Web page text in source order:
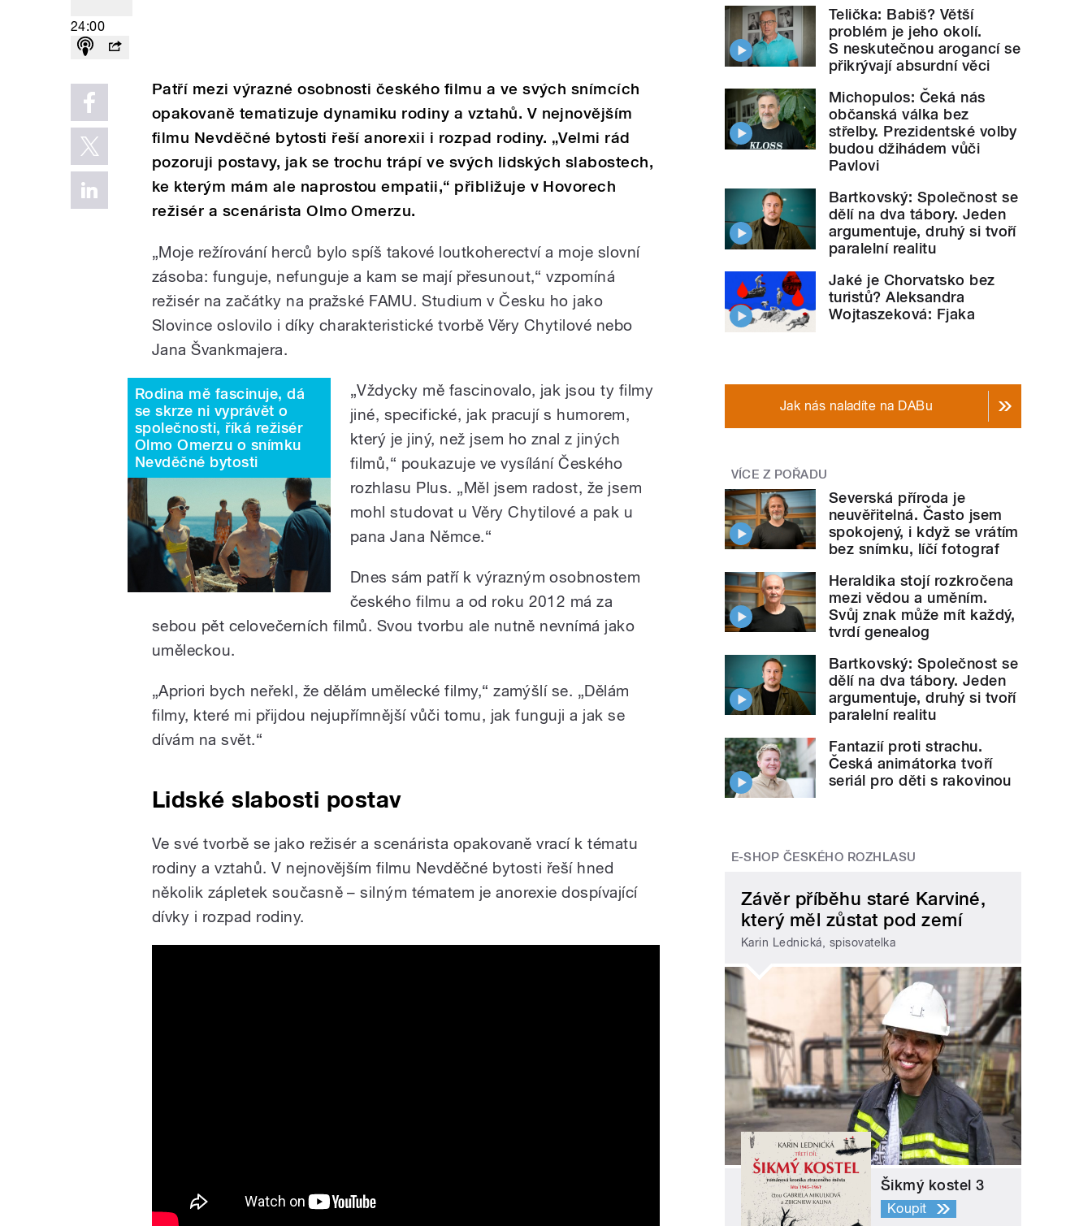
24:00
Patří mezi výrazné osobnosti českého filmu a ve svých snímcích
opakovaně tematizuje dynamiku rodiny a vztahů. V nejnovějším
filmu Nevděčné bytosti řeší anorexii i rozpad rodiny. „Velmi rád
pozoruji postavy, jak se trochu trápí ve svých lidských slabostech,
ke kterým mám ale naprostou empatii,“ přibližuje v Hovorech
režisér a scenárista Olmo Omerzu.
„Moje režírování herců bylo spíš takové loutkoherectví a moje slovní
zásoba: funguje, nefunguje a kam se mají přesunout,“ vzpomíná
režisér na začátky na pražské FAMU. Studium v Česku ho jako
Slovince oslovilo i díky charakteristické tvorbě Věry Chytilové nebo
Jana Švankmajera.
Rodina mě fascinuje, dá
se skrze ni vyprávět o
společnosti, říká režisér
Olmo Omerzu o snímku
Nevděčné bytosti
„Vždycky mě fascinovalo, jak jsou ty filmy
jiné, specifické, jak pracují s humorem,
který je jiný, než jsem ho znal z jiných
filmů,“ poukazuje ve vysílání Českého
rozhlasu Plus. „Měl jsem radost, že jsem
mohl studovat u Věry Chytilové a pak u
pana Jana Němce.“
Dnes sám patří k výrazným osobnostem
českého filmu a od roku 2012 má za
sebou pět celovečerních filmů. Svou tvorbu ale nutně nevnímá jako
uměleckou.
„Apriori bych neřekl, že dělám umělecké filmy,“ zamýšlí se. „Dělám
filmy, které mi přijdou nejupřímnější vůči tomu, jak funguji a jak se
dívám na svět.“
Lidské slabosti postav
Ve své tvorbě se jako režisér a scenárista opakovaně vrací k tématu
rodiny a vztahů. V nejnovějším filmu Nevděčné bytosti řeší hned
několik zápletek současně – silným tématem je anorexie dospívající
dívky i rozpad rodiny.
Telička: Babiš? Větší
problém je jeho okolí.
S neskutečnou arogancí se
přikrývají absurdní věci
Michopulos: Čeká nás
občanská válka bez
střelby. Prezidentské volby
budou džihádem vůči
Pavlovi
Bartkovský: Společnost se
dělí na dva tábory. Jeden
argumentuje, druhý si tvoří
paralelní realitu
Jaké je Chorvatsko bez
turistů? Aleksandra
Wojtaszeková: Fjaka
Jak nás naladíte na DABu
VÍCE Z POŘADU
Severská příroda je
neuvěřitelná. Často jsem
spokojený, i když se vrátím
bez snímku, líčí fotograf
Heraldika stojí rozkročena
mezi vědou a uměním.
Svůj znak může mít každý,
tvrdí genealog
Bartkovský: Společnost se
dělí na dva tábory. Jeden
argumentuje, druhý si tvoří
paralelní realitu
Fantazií proti strachu.
Česká animátorka tvoří
seriál pro děti s rakovinou
E-SHOP ČESKÉHO ROZHLASU
Závěr příběhu staré Karviné,
který měl zůstat pod zemí
Karin Lednická, spisovatelka
Šikmý kostel 3
Koupit